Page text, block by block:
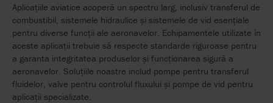
Aplicațiile aviatice acoperă un spectru larg, inclusiv transferul de
combustibil, sistemele hidraulice și sistemele de vid esențiale
pentru diverse funcții ale aeronavelor. Echipamentele utilizate în
aceste aplicații trebuie să respecte standarde riguroase pentru
a garanta integritatea produselor și funcționarea sigură a
aeronavelor. Soluțiile noastre includ pompe pentru transferul
fluidelor, valve pentru controlul fluxului și pompe de vid pentru
aplicații specializate.